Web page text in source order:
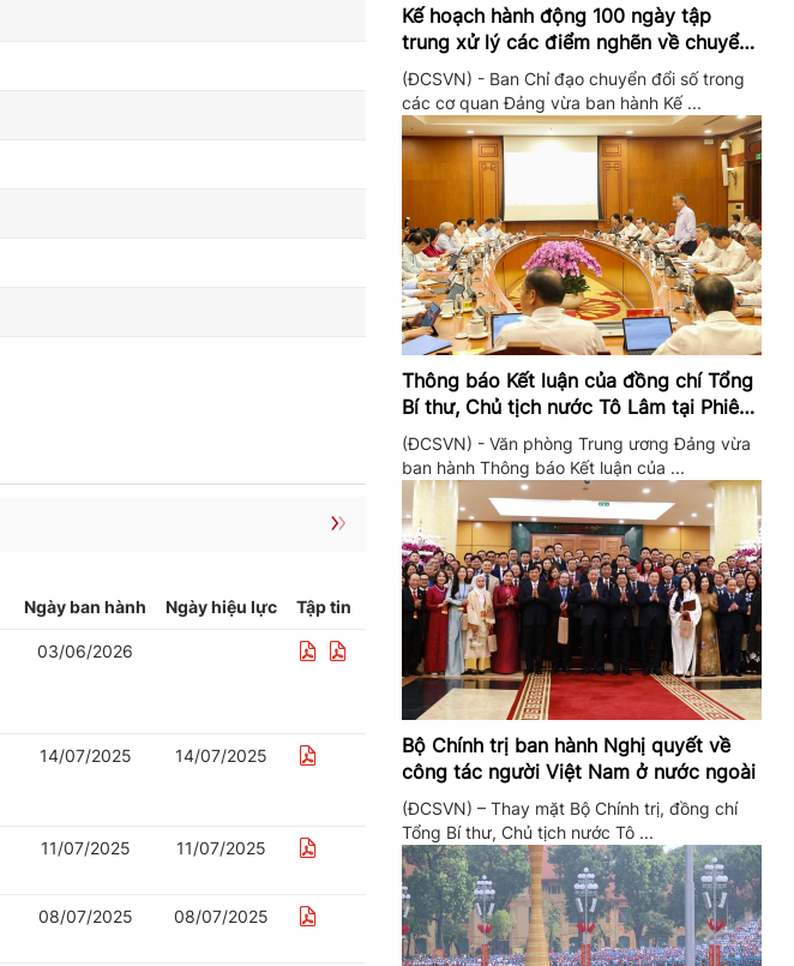
Ngày ban hành Ngày hiệu lực Tập tin
03/06/2026
14/07/2025 14/07/2025
11/07/2025 11/07/2025
08/07/2025 08/07/2025
Kế hoạch hành động 100 ngày tập
trung xử lý các điểm nghẽn về chuyển
đổi số trong các cơ quan Đảng
(ĐCSVN) - Ban Chỉ đạo chuyển đổi số trong
các cơ quan Đảng vừa ban hành Kế ...
Thông báo Kết luận của đồng chí Tổng
Bí thư, Chủ tịch nước Tô Lâm tại Phiên
họp Ban Chỉ đạo Trung ương thực hiện
Nghị quyết 57
(ĐCSVN) - Văn phòng Trung ương Đảng vừa
ban hành Thông báo Kết luận của ...
Bộ Chính trị ban hành Nghị quyết về
công tác người Việt Nam ở nước ngoài
(ĐCSVN) – Thay mặt Bộ Chính trị, đồng chí
Tổng Bí thư, Chủ tịch nước Tô ...